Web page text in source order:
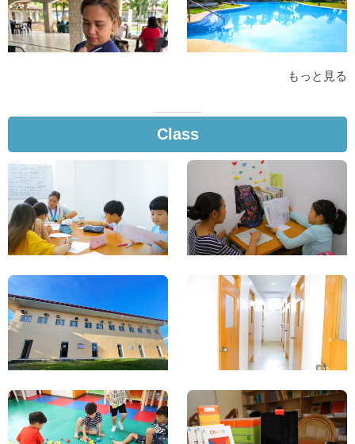
もっと見る
Class